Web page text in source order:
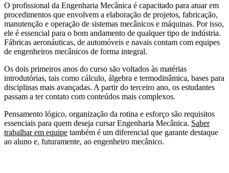
O profissional da Engenharia Mecânica é capacitado para atuar em
procedimentos que envolvem a elaboração de projetos, fabricação,
manutenção e operação de sistemas mecânicos e máquinas. Por isso,
ele é essencial para o bom andamento de qualquer tipo de indústria.
Fábricas aeronáuticas, de automóveis e navais contam com equipes
de engenheiros mecânicos de forma integral.
Os dois primeiros anos do curso são voltados às matérias
introdutórias, tais como cálculo, álgebra e termodinâmica, bases para
disciplinas mais avançadas. A partir do terceiro ano, os estudantes
passam a ter contato com conteúdos mais complexos.
Pensamento lógico, organização da rotina e esforço são requisitos
essenciais para quem deseja cursar Engenharia Mecânica. Saber
trabalhar em equipe também é um diferencial que garante destaque
ao aluno e, futuramente, ao engenheiro mecânico.